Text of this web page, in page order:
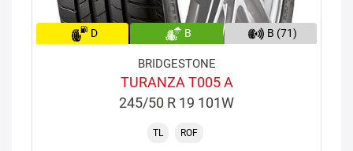
D B B (71)
BRIDGESTONE
TURANZA T005 A
245/50 R 19 101W
TL ROF